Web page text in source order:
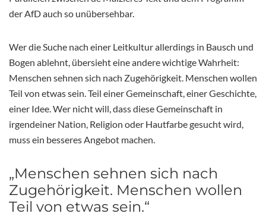
der AfD auch so unübersehbar.
Wer die Suche nach einer Leitkultur allerdings in Bausch und
Bogen ablehnt, übersieht eine andere wichtige Wahrheit:
Menschen sehnen sich nach Zugehörigkeit. Menschen wollen
Teil von etwas sein. Teil einer Gemeinschaft, einer Geschichte,
einer Idee. Wer nicht will, dass diese Gemeinschaft in
irgendeiner Nation, Religion oder Hautfarbe gesucht wird,
muss ein besseres Angebot machen.
„Menschen sehnen sich nach
Zugehörigkeit. Menschen wollen
Teil von etwas sein.“